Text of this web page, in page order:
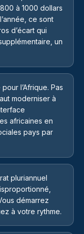
à 1000 dollars
ce sont
d’écart qui
un
l’Afrique. Pas
moderniser à
africaines en
pays par
pluriannuel
démarrez
à votre rythme.